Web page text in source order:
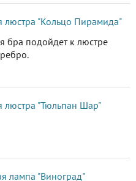
люстра "Кольцо Пирамида"
бра подойдет к люстре
люстра "Тюльпан Шар"
лампа "Виноград"